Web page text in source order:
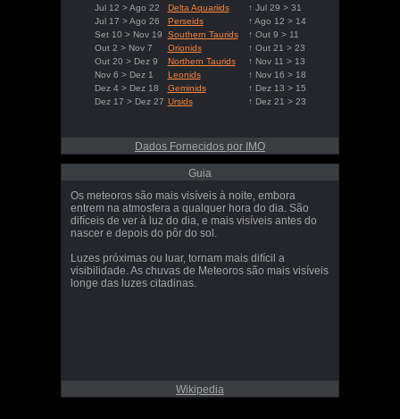
Jul 12 > Ago 22
Delta Aquariids
↑ Jul 29 > 31
Jul 17 > Ago 26
Perseids
↑ Ago 12 > 14
Set 10 > Nov 19
Southern Taurids
↑ Out 9 > 11
Out 2 > Nov 7
Orionids
↑ Out 21 > 23
Out 20 > Dez 9
Northern Taurids
↑ Nov 11 > 13
Nov 6 > Dez 1
Leonids
↑ Nov 16 > 18
Dez 4 > Dez 18
Geminids
↑ Dez 13 > 15
Dez 17 > Dez 27 Ursids ↑ Dez 21 > 23
Dados Fornecidos por IMO
Guia
Os meteoros são mais visíveis à noite, embora
entrem na atmosfera a qualquer hora do dia. São
difíceis de ver à luz do dia, e mais visíveis antes do
nascer e depois do pôr do sol.
Luzes próximas ou luar, tornam mais difícil a
visibilidade. As chuvas de Meteoros são mais visíveis
longe das luzes citadinas.
Wikipedia